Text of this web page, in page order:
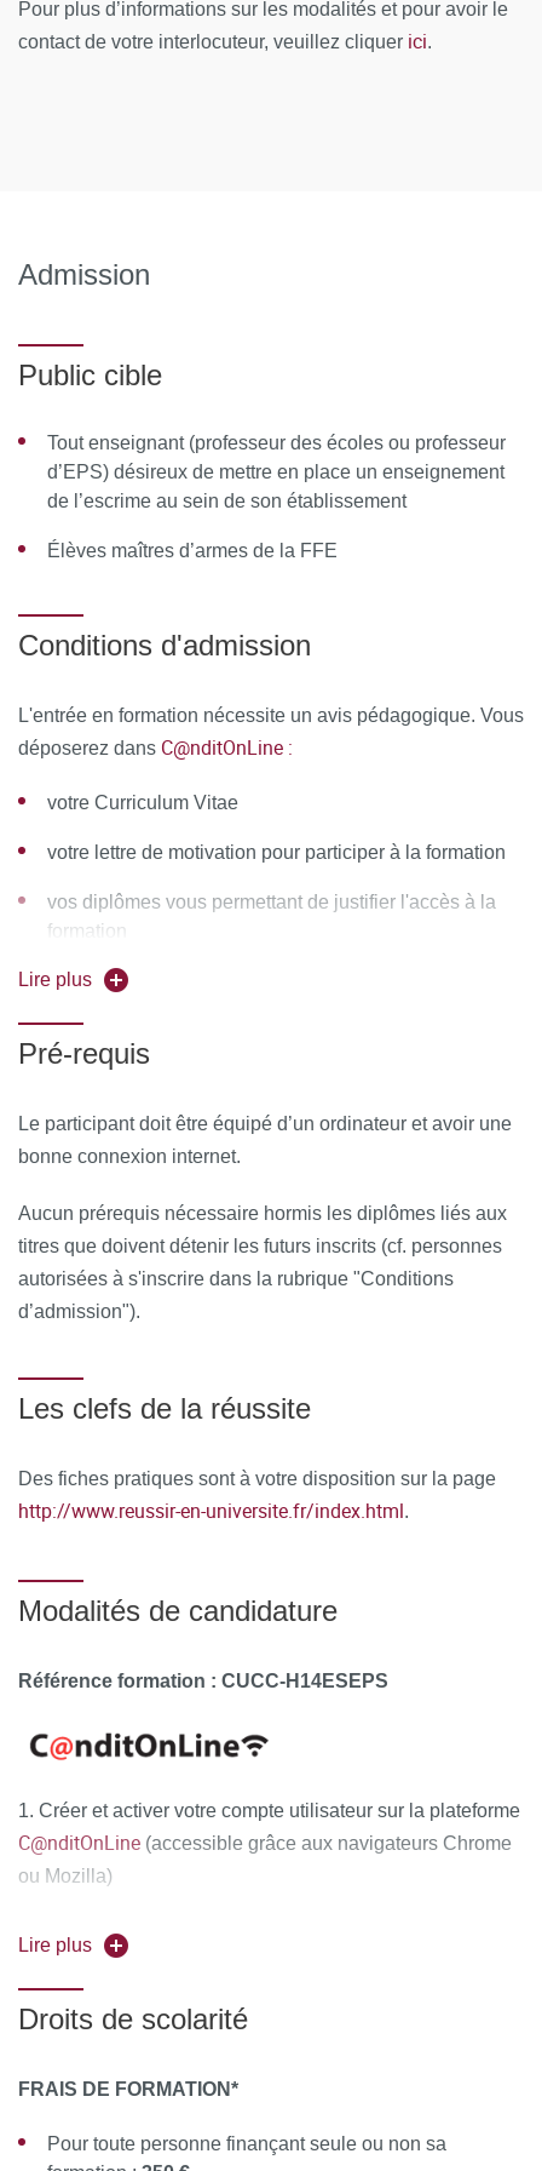
Membres de la commission pédagogique (le cas
échéant):
Du matériel d’escrime électrique + des kits 1ères touches
seront fournis.
Afin de favoriser une démarche interactive et collaborative,
d'échanger des fichiers, des données
de partager des ressources, des informations
de communiquer simplement en dehors de la salle de
cours et des temps dédiés à la formation.
MOYENS PERMETTANT DE SUIVRE L’EXÉCUTION DE
RÉSULTATS
Au cours de la formation, le stagiaire émarge une feuille de
présence par demi-journée de formation en présentiel
Pour la partie distancielle synchrone, la réalisation de la
plateforme de visio-conférence ou la signature
électronique de la feuille d’émargement, ainsi que par le
À l’issue de la formation, le stagiaire remplit un
questionnaire de satisfaction en ligne, à chaud. Celui-ci est
analysé et le bilan est remonté au conseil pédagogique de
Pour plus d’informations sur les modalités et pour avoir le
contact de votre interlocuteur, veuillez cliquer ici.
Admission
Public cible
Tout enseignant (professeur des écoles ou professeur
d’EPS) désireux de mettre en place un enseignement
de l’escrime au sein de son établissement
Élèves maîtres d’armes de la FFE
Conditions d'admission
L'entrée en formation nécessite un avis pédagogique. Vous
déposerez dans C@nditOnLine :
votre Curriculum Vitae
votre lettre de motivation pour participer à la formation
vos diplômes vous permettant de justifier l'accès à la
formation
Lire plus
Pré-requis
Le participant doit être équipé d’un ordinateur et avoir une
bonne connexion internet.
Aucun prérequis nécessaire hormis les diplômes liés aux
titres que doivent détenir les futurs inscrits (cf. personnes
autorisées à s'inscrire dans la rubrique "Conditions
d’admission").
Les clefs de la réussite
Des fiches pratiques sont à votre disposition sur la page
http://www.reussir-en-universite.fr/index.html.
Modalités de candidature
Référence formation : CUCC-H14ESEPS
1. Créer et activer votre compte utilisateur sur la plateforme
C@nditOnLine (accessible grâce aux navigateurs Chrome
ou Mozilla)
2. Compléter attentivement vos informations personnelles
de validité (carte nationale d'identité ou passeport)
Le diplôme d'Etat justifiant le niveau d'accès à la
formation souhaitée
Lire plus
Droits de scolarité
FRAIS DE FORMATION*
Pour toute personne finançant seule ou non sa